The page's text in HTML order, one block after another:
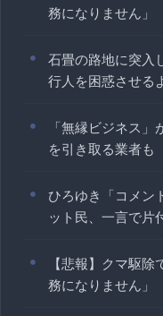
務になりません」
石畳の路地に突入
行人を困惑させ
「無縁ビジネス
を引き取る業者も
ひろゆき「コメン
ット民、一言で片
【悲報】クマ駆
務になりません」